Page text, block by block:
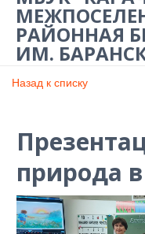
РАЙОННАЯ
ИМ.
Назад к списку
природа